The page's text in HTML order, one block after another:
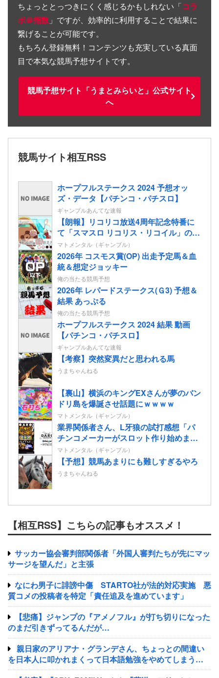
ちょっととっつきにくく感じるかもしれない「コラ
ボ＠指数 」ですが、効率的に利用することで結果に
繋げることが可能です。
もちろん登録無料！コンテンツも充実している真面
目で本気な競馬予想サイトです。
競馬予想サイト「うまとみらいと」公式サイト
へ
競馬サイト相互RSS
ホープフルステークス 2024 予想オッ
ズ・データ【パチンコ・パチスロ】
ギャンブルあんてな速報
【朗報】リコリコ放送4周年記念特番に
て「スマスロ リコリス・リコイル」の演
出映像”たぬきを掴まえろ”&”姫蒲を倒
せ！”が公開される
マトメンタル（ギャンブル）
2026年 コスモス賞(OP) 出走予定馬＆血
統＆想定ジョッキー
俺の当たる競馬予想
2026年 レパードステークス(Ｇ3) 予想＆
結果 あっぷる
俺の当たる競馬予想
ホープフルステークス 2024 結果 動画
【パチンコ・パチスロ】
ギャンブルあんてな速報
【考察】突然変異だと思われる馬
うまちゃんねる
【裏山】横浜のキングEXさんが夢のバン
ドリ島を爆誕させ話題にｗｗｗｗ
マトメンタル（ギャンブル）
業界関係者さん、L牙狼の試打感想「パ
チンコメーカーがスロット作り始めまし
たって感じが全開の印象」
マトメンタル（ギャンブル）
【予想】競馬あまりにも難しすぎるやろ
うまちゃんねる
【相互RSS】こちらの記事もオススメ！
サッカー協会審判部関係者「外国人審判たちが先にマッ
サージを望んだ」と主張
なにわ男子に誹謗中傷 STARTO社が法的対応実施 悪
質コメの投稿者を特定「責任追及を進めています」
【悲痛】ジャンプの『アメノフル』が打ち切りになった
のまだ引きずってるんだが…
親日家のアリアナ・グランデさん、ちょっとの間違い
を日本人に叩かれまくって日本語勉強をやめてしまう…